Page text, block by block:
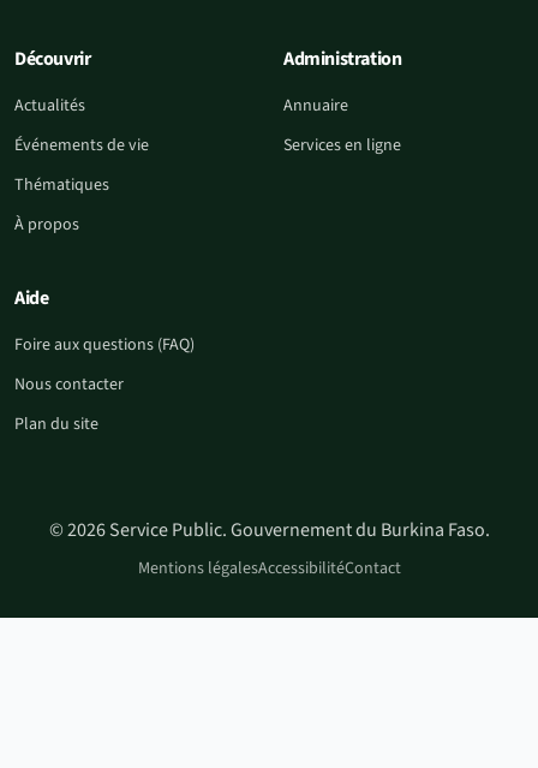
Découvrir
Actualités
Événements de vie
Thématiques
À propos
Administration
Annuaire
Services en ligne
Aide
Foire aux questions (FAQ)
Nous contacter
Plan du site
© 2026 Service Public. Gouvernement du Burkina Faso.
Mentions légalesAccessibilitéContact